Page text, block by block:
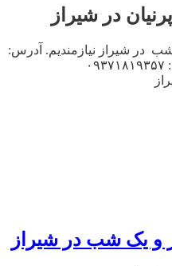
در شیراز
در شیراز نیازمندیم. آدرس:
و یک شب در شیراز